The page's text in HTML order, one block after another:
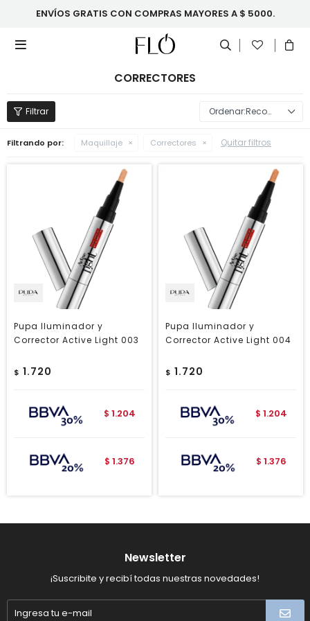
ENVÍOS GRATIS CON COMPRAS MAYORES A $ 5000.

CORRECTORES
Recomendados
Filtrando por: Maquillaje Correctores Quitar filtros
Pupa Iluminador y
Corrector Active Light 003
$ 1.720
$ 1.204
$ 1.376
Pupa Iluminador y
Corrector Active Light 004
$ 1.720
$ 1.204
$ 1.376
Newsletter
¡Suscribite y recibí todas nuestras novedades!